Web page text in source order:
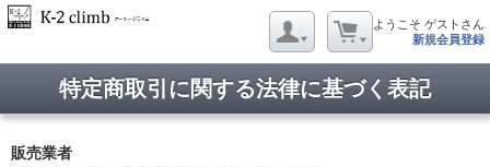
ようこそ ゲストさん
新規会員登録
特定商取引に関する法律に基づく表記
販売業者